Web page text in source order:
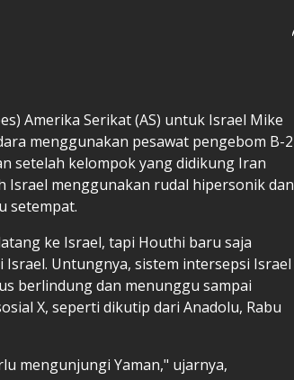
Amerika Serikat (AS) untuk Israel Mike
menggunakan pesawat pengebom B-2
setelah kelompok yang didikung Iran
Israel menggunakan rudal hipersonik dan
setempat.
ke Israel, tapi Houthi baru saja
Untungnya, sistem intersepsi Israel
berlindung dan menunggu sampai
X, seperti dikutip dari Anadolu, Rabu
mengunjungi Yaman," ujarnya,